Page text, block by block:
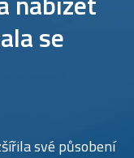
se
své působení